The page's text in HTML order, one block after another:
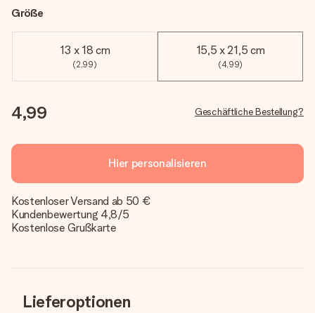
Größe
13 x 18 cm
(2,99)
15,5 x 21,5 cm
(4,99)
4,99 Geschäftliche Bestellung?
Hier personalisieren
Kostenloser Versand ab 50 €
Kundenbewertung 4,8/5
Kostenlose Grußkarte
Lieferoptionen